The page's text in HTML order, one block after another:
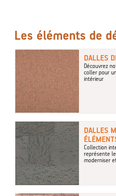
Les éléments de
DALLES
Découvrez
coller pour
intérieur
DALLES
Collection
représente
moderniser